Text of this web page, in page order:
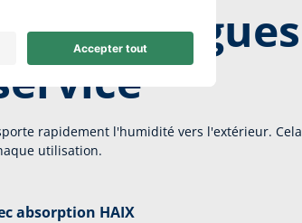
les longues
rapidement l'humidité vers l'extérieur. Cela
utilisation.
absorption HAIX